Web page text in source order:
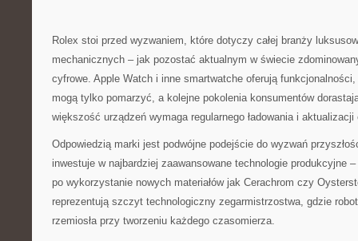
Rolex stoi przed wyzwaniem, które dotyczy całej branży
mechanicznych – jak pozostać aktualnym w świecie
cyfrowe. Apple Watch i inne smartwatche oferują
mogą tylko pomarzyć, a kolejne pokolenia konsumentów
większość urządzeń wymaga regularnego ładowania i aktualizacji
Odpowiedzią marki jest podwójne podejście do wyzwań
inwestuje w najbardziej zaawansowane technologie produkcyjne
po wykorzystanie nowych materiałów jak Cerachrom czy
reprezentują szczyt technologiczny zegarmistrzostwa, gdzie
rzemiosła przy tworzeniu każdego czasomierza.